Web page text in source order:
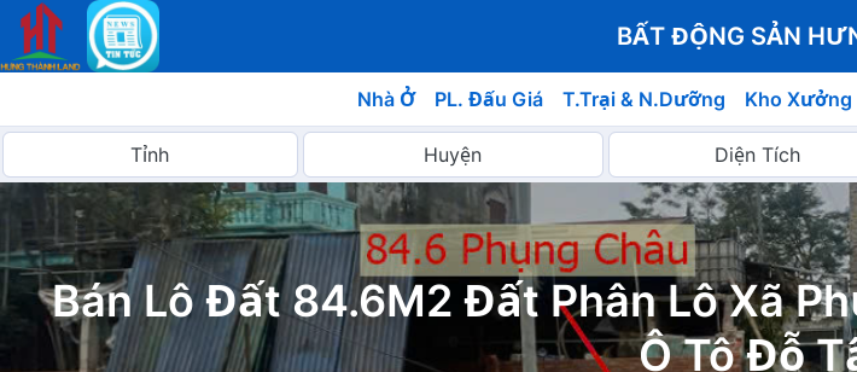
BẤT ĐỘNG SẢN
Nhà Ở PL. Đấu Giá T.Trại & N.Dưỡng Kho Xưởng
Bán Lô Đất 84.6M2 Đất Phân Lô Xã
Ô Tô Đỗ